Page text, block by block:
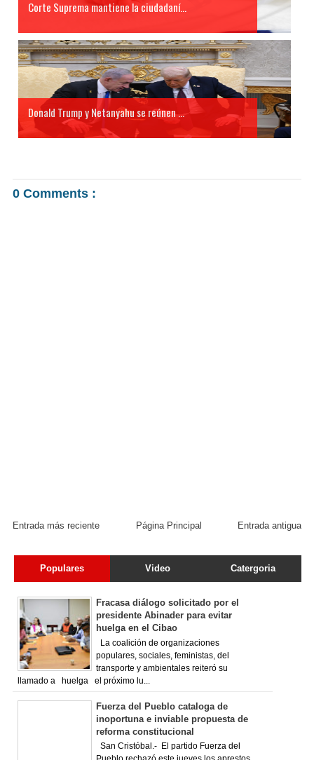
Corte Suprema mantiene la ciudadaní...
Donald Trump y Netanyahu se reúnen ...
0 Comments :
Entrada más reciente Entrada antigua
Página Principal
Populares Video Catergoria
Fracasa diálogo solicitado por el
presidente Abinader para evitar
huelga en el Cibao
La coalición de organizaciones
populares, sociales, feministas, del
transporte y ambientales reiteró su
llamado a huelga el próximo lu...
Fuerza del Pueblo cataloga de
inoportuna e inviable propuesta de
reforma constitucional
San Cristóbal.- El partido Fuerza del